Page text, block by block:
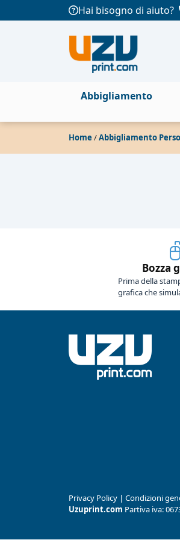
Hai bisogno di aiuto?
Abbigliamento
Home /Abbigliamento
Bozza
Prima della
grafica che
Privacy Policy | Condizioni
Uzuprint.com Partiva iva: